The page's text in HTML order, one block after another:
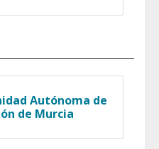
Autónoma de
de Murcia